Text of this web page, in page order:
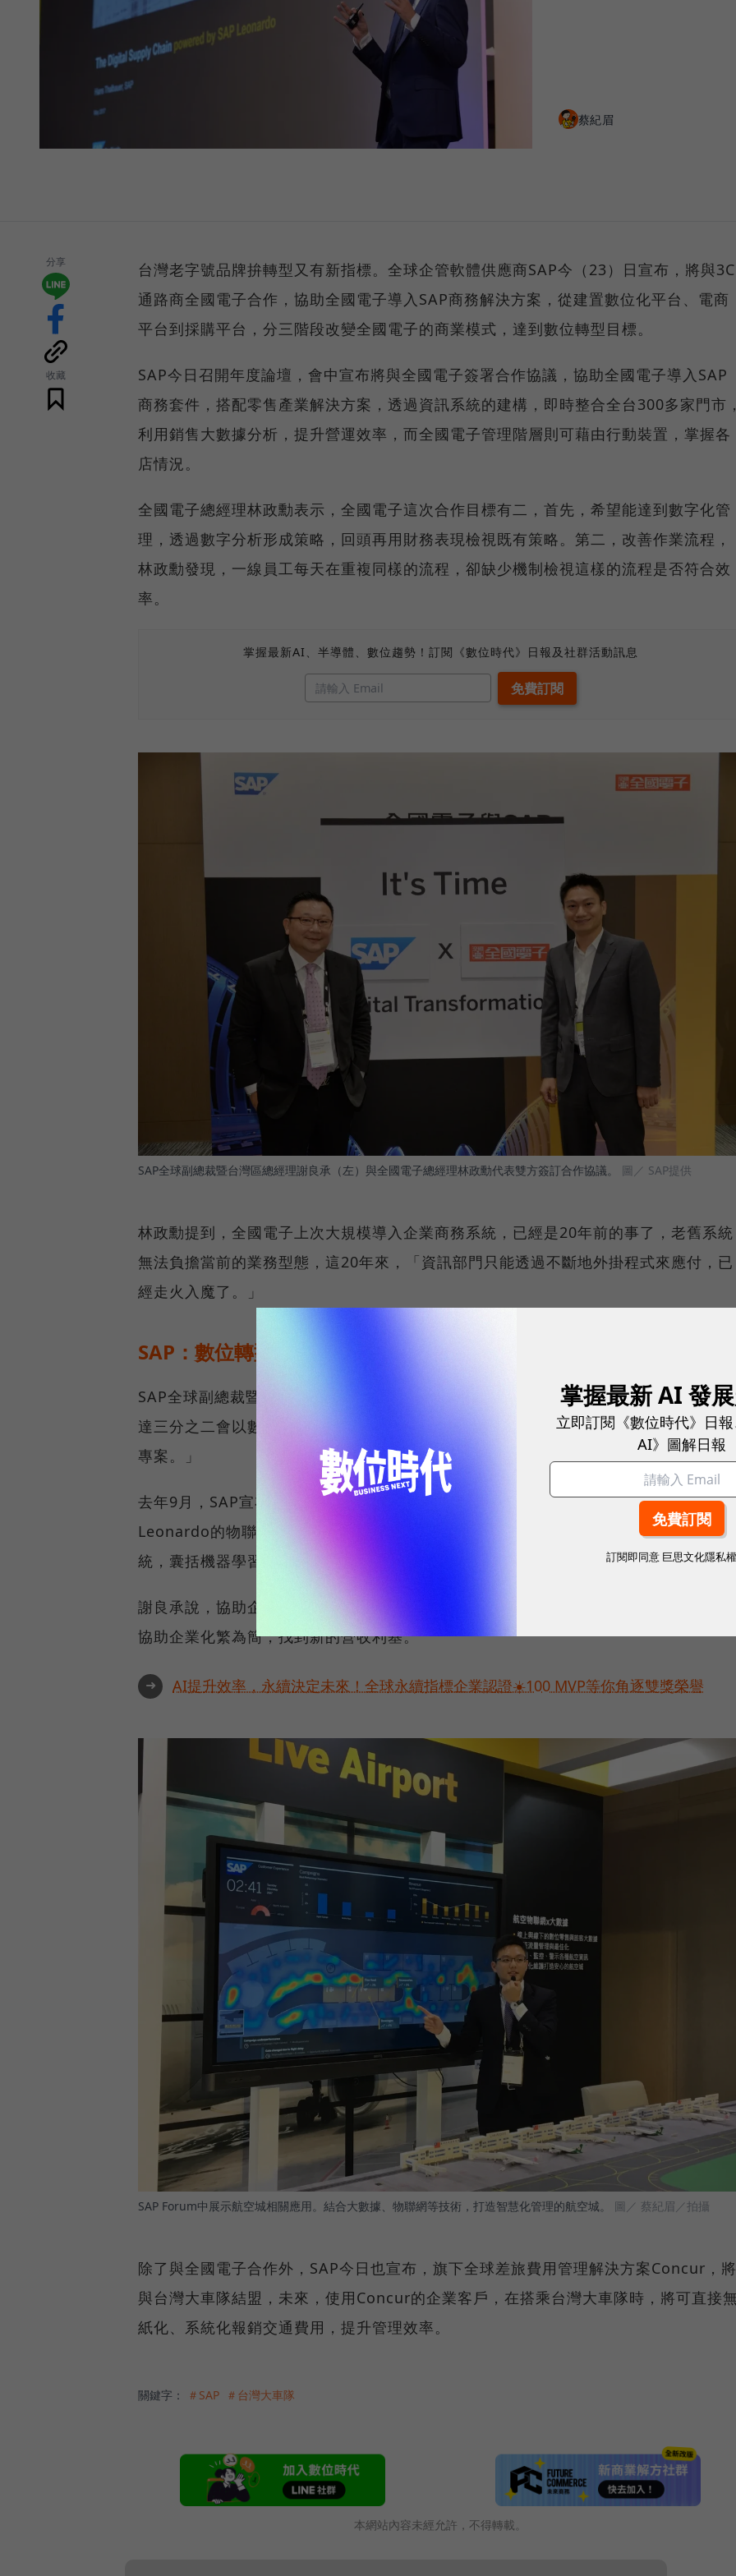
蔡紀眉
分享
收藏
台灣老字號品牌拚轉型又有新指標。全球企管軟體供應商SAP今（23）日宣布，將與3C
通路商全國電子合作，協助全國電子導入SAP商務解決方案，從建置數位化平台、電商
平台到採購平台，分三階段改變全國電子的商業模式，達到數位轉型目標。
SAP今日召開年度論壇，會中宣布將與全國電子簽署合作協議，協助全國電子導入SAP
商務套件，搭配零售產業解決方案，透過資訊系統的建構，即時整合全台300多家門市
利用銷售大數據分析，提升營運效率，而全國電子管理階層則可藉由行動裝置，掌握各
店情況。
全國電子總經理林政勳表示，全國電子這次合作目標有二，首先，希望能達到數字化管
理，透過數字分析形成策略，回頭再用財務表現檢視既有策略。第二，改善作業流程，
林政勳發現，一線員工每天在重複同樣的流程，卻缺少機制檢視這樣的流程是否符合效
率。
掌握最新AI、半導體、數位趨勢！訂閱《數位時代》日報及社群活動訊息
SAP全球副總裁暨台灣區總經理謝良承（左）與全國電子總經理林政勳代表雙方簽訂合作協議。 圖／ SAP提供
林政勳提到，全國電子上次大規模導入企業商務系統，已經是20年前的事了，老舊系統
無法負擔當前的業務型態，這20年來，「資訊部門只能透過不斷地外掛程式來應付，已
經走火入魔了。」
SAP：數位轉型是CEO規格
SAP全球副總裁暨台灣區總經理謝良承表示，到了2018年，全球2,000大企業中，有高
達三分之二會以數位轉型作為主要競爭力，「數位轉型不只是IT專案，應該是CEO層級
專案。」
去年9月，SAP宣布將投資22億美元發展物聯網業務，上週正式在美國推出名為SAP
Leonardo的物聯網應用方案。謝良承解釋，SAP將Leonardo定位為數位化的創新系
統，囊括機器學習、區塊鏈、大數據、物聯網、資料分析等，透過SAP雲端平台運行。
謝良承說，協助企業開源節流是SAP的專業，也是SAP在數位轉型上的第一個落點，將
協助企業化繁為簡，找到新的營收利基。
➜ AI提升效率，永續決定未來！全球永續指標企業認證☀️100 MVP等你角逐雙獎榮譽
SAP Forum中展示航空城相關應用。結合大數據、物聯網等技術，打造智慧化管理的航空城。 圖／ 蔡紀眉／拍攝
除了與全國電子合作外，SAP今日也宣布，旗下全球差旅費用管理解決方案Concur，將
與台灣大車隊結盟，未來，使用Concur的企業客戶，在搭乘台灣大車隊時，將可直接
紙化、系統化報銷交通費用，提升管理效率。
關鍵字： ＃SAP ＃台灣大車隊
本網站內容未經允許，不得轉載。
掌握最新 AI 發
立即訂閱《數位時代》日
AI》圖解日報
訂閱即同意 巨思文化隱私